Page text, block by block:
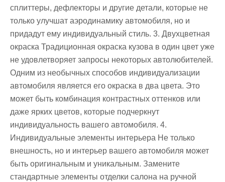
сплиттеры, дефлекторы и другие детали, которые не
только улучшат аэродинамику автомобиля, но и
придадут ему индивидуальный стиль. 3. Двухцветная
окраска Традиционная окраска кузова в один цвет уже
не удовлетворяет запросы некоторых автолюбителей.
Одним из необычных способов индивидуализации
автомобиля является его окраска в два цвета. Это
может быть комбинация контрастных оттенков или
даже ярких цветов, которые подчеркнут
индивидуальность вашего автомобиля. 4.
Индивидуальные элементы интерьера Не только
внешность, но и интерьер вашего автомобиля может
быть оригинальным и уникальным. Замените
стандартные элементы отделки салона на ручной